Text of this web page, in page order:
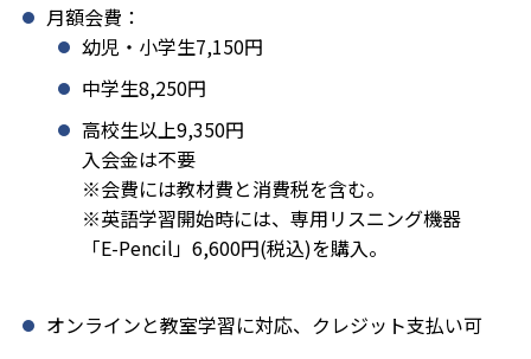
月額会費：
幼児・小学生7,150円
中学生8,250円
高校生以上9,350円
入会金は不要
※会費には教材費と消費税を含む。
※英語学習開始時には、専用リスニング機器
「E-Pencil」6,600円(税込)を購入。
オンラインと教室学習に対応、クレジット支払い可